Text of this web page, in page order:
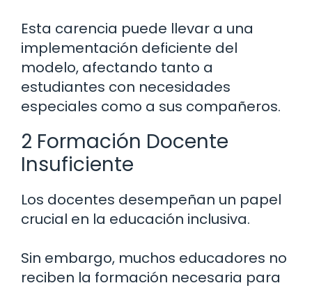
Esta carencia puede llevar a una
implementación deficiente del
modelo, afectando tanto a
estudiantes con necesidades
especiales como a sus compañeros.
2 Formación Docente
Insuficiente
Los docentes desempeñan un papel
crucial en la educación inclusiva.
Sin embargo, muchos educadores no
reciben la formación necesaria para